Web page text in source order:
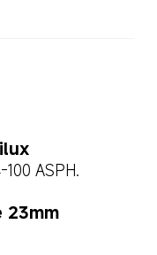
100 ASPH.
23mm